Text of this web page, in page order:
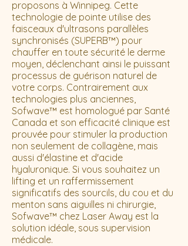
proposons à Winnipeg. Cette
technologie de pointe utilise des
faisceaux d'ultrasons parallèles
synchronisés (SUPERB™) pour
chauffer en toute sécurité le derme
moyen, déclenchant ainsi le puissant
processus de guérison naturel de
votre corps. Contrairement aux
technologies plus anciennes,
Sofwave™ est homologué par Santé
Canada et son efficacité clinique est
prouvée pour stimuler la production
non seulement de collagène, mais
aussi d'élastine et d'acide
hyaluronique. Si vous souhaitez un
lifting et un raffermissement
significatifs des sourcils, du cou et du
menton sans aiguilles ni chirurgie,
Sofwave™ chez Laser Away est la
solution idéale, sous supervision
médicale.